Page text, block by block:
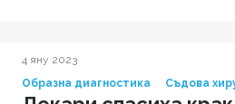
4 яну 2023
Образна диагностика
Съдова